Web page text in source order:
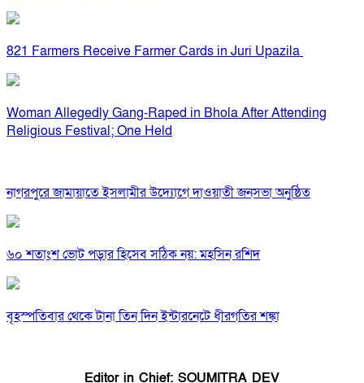
821 Farmers Receive Farmer Cards in Juri Upazila
Woman Allegedly Gang-Raped in Bhola After Attending
Religious Festival; One Held
নাগরপুরে জামায়াতে ইসলামীর উদ্যোগে দাওয়াতী জনসভা অনুষ্ঠিত
৬০ শতাংশ ভোট পড়ার হিসেব সঠিক নয়: মহসিন রশিদ
বৃহস্পতিবার থেকে টানা তিন দিন ইন্টারনেটে ধীরগতির শঙ্কা
Editor in Chief: SOUMITRA DEV